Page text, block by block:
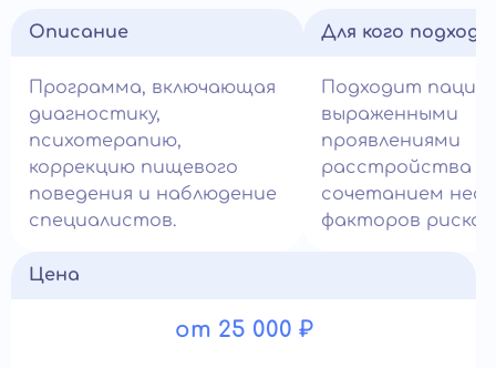
Описание
Программа, включающая
диагностику,
психотерапию,
коррекцию пищевого
поведения и наблюдение
специалистов.
Для кого
Подходит
выраженными
проявлениями
расстройства и
сочетанием
факторов риска.
Цена
от 25 000 ₽